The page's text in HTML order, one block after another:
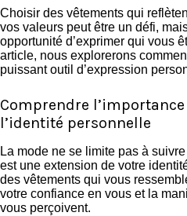
Choisir des vêtements qui
vos valeurs peut être un défi,
opportunité d’exprimer qui vous
article, nous explorerons
puissant outil d’expression
Comprendre
l’identité personnelle
La mode ne se limite pas à
est une extension de votre
des vêtements qui vous
votre confiance en vous et la
vous perçoivent.